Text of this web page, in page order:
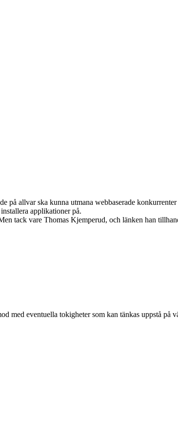
på allvar ska kunna utmana webbaserade
applikationer på.
tack vare Thomas Kjemperud, och länken han
med eventuella tokigheter som kan tänkas uppstå på